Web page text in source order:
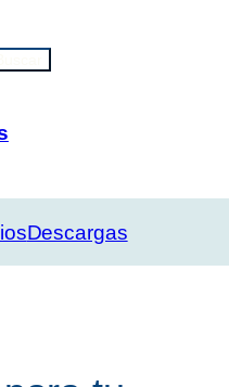
Descargas